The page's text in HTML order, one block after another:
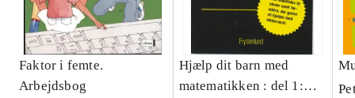
Faktor i femte.
Arbejdsbog
Hjælp dit barn med
matematikken : del 1: